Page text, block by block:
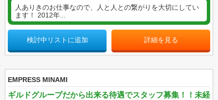
人ありきのお仕事なので、人と人との繋がりを大切にしてい
ます！ 2012年...
検討中リストに追加 詳細を見る
EMPRESS MINAMI
ギルドグループだから出来る待遇でスタッフ募集！！未経